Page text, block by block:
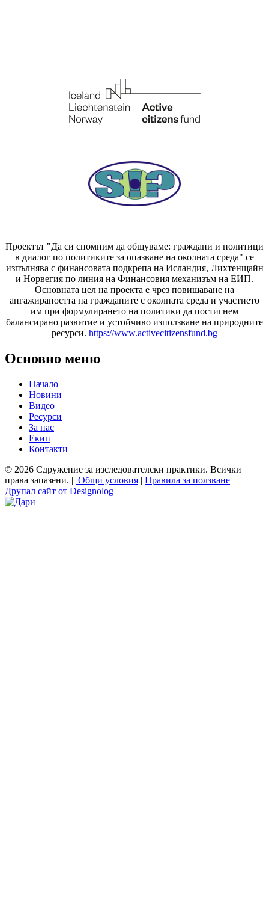
Проектът "Да си спомним да общуваме: граждани и политици
в диалог по политиките за опазване на околната среда" се
изпълнява с финансовата подкрепа на Исландия, Лихтенщайн
и Норвегия по линия на Финансовия механизъм на ЕИП.
Основната цел на проекта е чрез повишаване на
ангажираността на гражданите с околната среда и участието
им при формулирането на политики да постигнем
балансирано развитие и устойчиво използване на природните
ресурси. https://www.activecitizensfund.bg
Основно меню
Начало
Новини
Видео
Ресурси
За нас
Екип
Контакти
© 2026 Сдружение за изследователски практики. Всички
права запазени. | Общи условия | Правила за ползване
Друпал сайт от Designolog